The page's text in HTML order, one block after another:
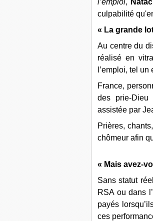
l’emploi,
culpabilité
« La grande
Au centre du
réalisé en
l’emploi, tel
France,
des prie-Dieu
assistée par
Prières,
chômeur afin
« Mais avez-
Sans statut
RSA ou dans
payés
ces